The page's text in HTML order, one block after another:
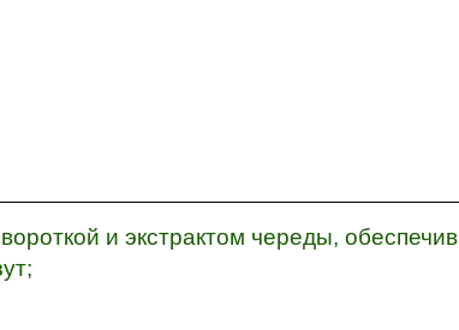
и экстрактом череды,